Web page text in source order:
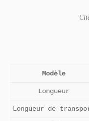
Modèle
Longueur
Longueur de